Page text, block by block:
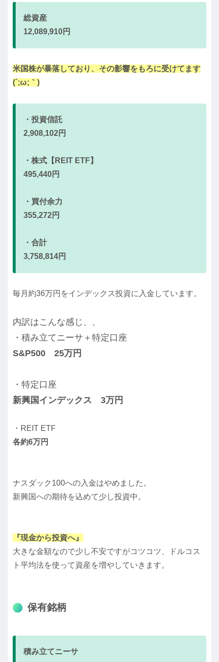
総資産
12,089,910円
米国株が暴落しており、その影響をもろに受けてます
(´;ω;｀)
・投資信託
2,908,102円
・株式【REIT ETF】
495,440円
・買付余力
355,272円
・合計
3,758,814円
毎月約36万円をインデックス投資に入金しています。
内訳はこんな感じ、、
・積み立てニーサ＋特定口座
S&P500 25万円
・特定口座
新興国インデックス
3万円
・REIT ETF
各約6万円
ナスダック100への入金はやめました。
新興国への期待を込めて少し投資中。
『現金から投資へ』
大きな金額なので少し不安ですがコツコツ、ドルコス
ト平均法を使って資産を増やしていきます。
保有銘柄
積み立てニーサ